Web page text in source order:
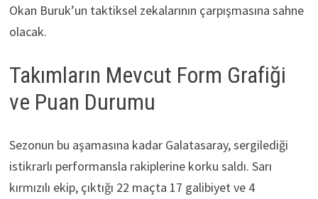
Okan Buruk’un taktiksel zekalarının çarpışmasına sahne
olacak.
Takımların Mevcut Form Grafiği
ve Puan Durumu
Sezonun bu aşamasına kadar Galatasaray, sergilediği
istikrarlı performansla rakiplerine korku saldı. Sarı
kırmızılı ekip, çıktığı 22 maçta 17 galibiyet ve 4